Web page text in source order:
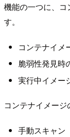
機能の一つに、コ
す。
コンテナイメ
脆弱性発見時
実行中イメー
コンテナイメージ
手動スキャン